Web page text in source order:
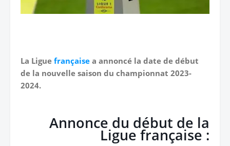
La Ligue française a annoncé la date de début
de la nouvelle saison du championnat 2023-
2024.
Annonce du début de la
Ligue française :